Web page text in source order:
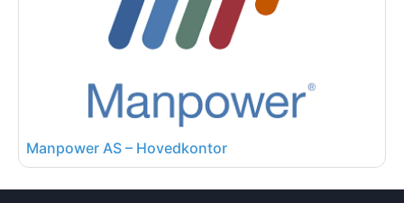
Manpower AS – Hovedkontor